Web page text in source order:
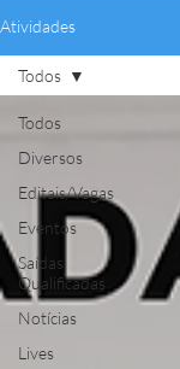
Atividades
Todos
Diversos
Editais/Vagas
Eventos
Saídas
Qualificadas
Notícias
Lives
Todos